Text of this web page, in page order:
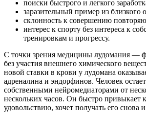
поиски быстрого и легкого
заразительный пример из близкого
склонность к совершению
интерес к спорту без интереса к
тренировкам и прогрессу.
С точки зрения медицины лудомания —
без участия внешнего химического
новой ставки в крови у лудомана
адреналина и эндорфинов. Человек
собственными нейромедиаторами от
нескольких часов. Он быстро привыкает
удовольствию, хочет получать его снова